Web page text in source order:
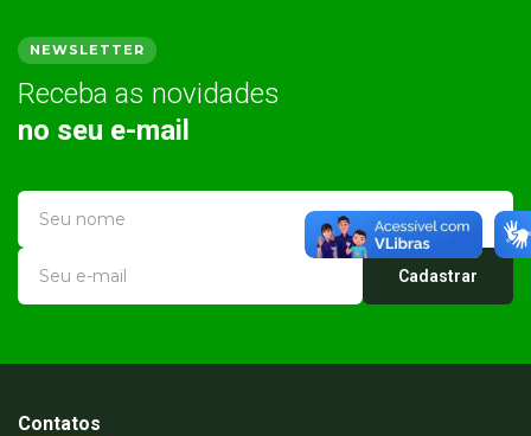
NEWSLETTER
Receba as novidades
no seu e-mail
Cadastrar
Contatos